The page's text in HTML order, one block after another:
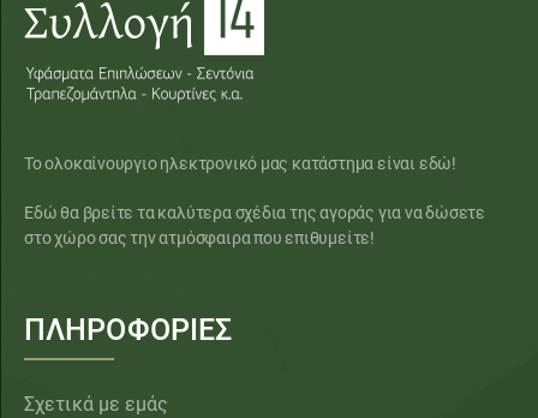
Το ολοκαίνουργιο ηλεκτρονικό μας κατάστημα είναι εδώ!
Εδώ θα βρείτε τα καλύτερα σχέδια της αγοράς για να δώσετε
στο χώρο σας την ατμόσφαιρα που επιθυμείτε!
ΠΛΗΡΟΦΟΡΙΕΣ
Σχετικά με εμάς